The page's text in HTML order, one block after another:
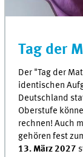
Tag der
Der "Tag der
identischen
Deutschland
Oberstufe
rechnen! Auch
gehören fest
13. März 2027